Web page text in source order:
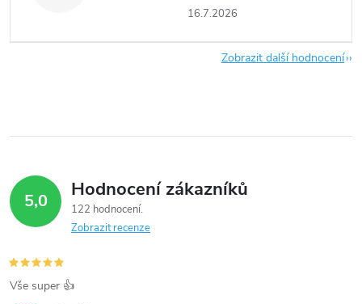
16.7.2026
Zobrazit další hodnocení
5,0 Hodnocení zákazníků
122 hodnocení
Zobrazit recenze
Vše super 👍